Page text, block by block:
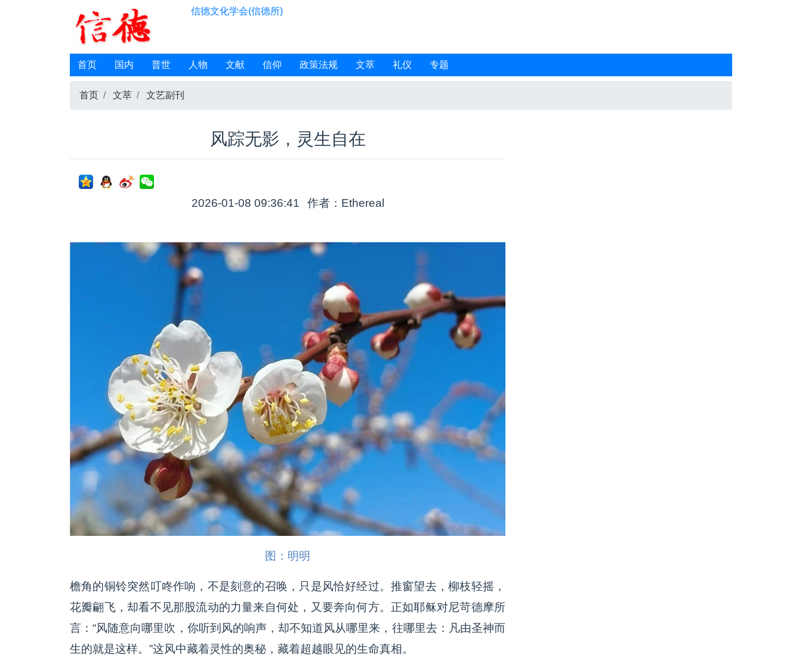
信德文化学会(信德所)
首页 国内 普世 人物 文献 信仰 政策法规 文萃 礼仪 专题
首页 文萃 文艺副刊
风踪无影，灵生自在
2026-01-08 09:36:41 作者：Ethereal
图：明明
檐角的铜铃突然叮咚作响，不是刻意的召唤，只是风恰好经过。推窗望去，柳枝轻摇，
花瓣翩飞，却看不见那股流动的力量来自何处，又要奔向何方。正如耶稣对尼苛德摩所
言：“风随意向哪里吹，你听到风的响声，却不知道风从哪里来，往哪里去：凡由圣神而
生的就是这样。”这风中藏着灵性的奥秘，藏着超越眼见的生命真相。